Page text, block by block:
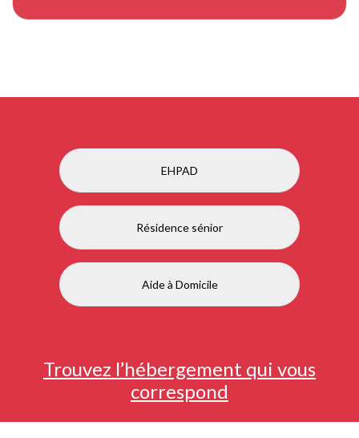
EHPAD
Résidence sénior
Aide à Domicile
Trouvez l’hébergement qui vous
correspond